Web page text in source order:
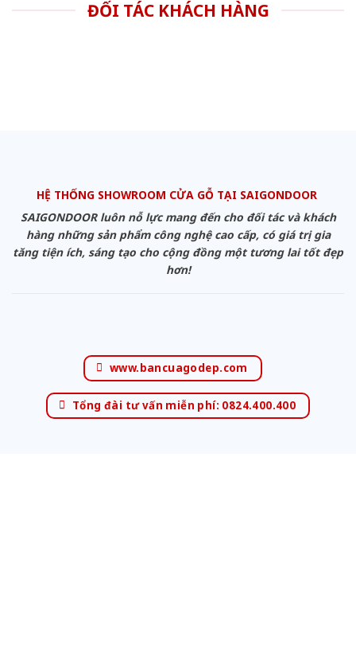
ĐỐI TÁC KHÁCH HÀNG
HỆ THỐNG SHOWROOM CỬA GỖ TẠI SAIGONDOOR
SAIGONDOOR luôn nỗ lực mang đến cho đối tác và khách
hàng những sản phẩm công nghệ cao cấp, có giá trị gia
tăng tiện ích, sáng tạo cho cộng đồng một tương lai tốt đẹp
hơn!
www.bancuagodep.com
Tổng đài tư vấn miễn phí: 0824.400.400